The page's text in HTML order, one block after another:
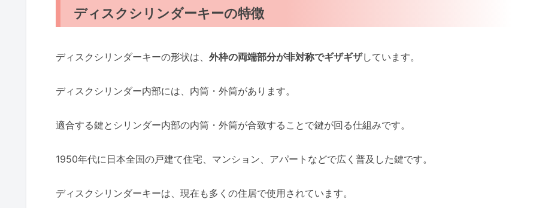
ディスクシリンダーキーの特徴
ディスクシリンダーキーの形状は、 外枠の両端部分が非対称でギザギザしています。
ディスクシリンダー内部には、内筒・外筒があります。
適合する鍵とシリンダー内部の内筒・外筒が合致することで鍵が回る仕組みです。
1950年代に日本全国の戸建て住宅、マンション、アパートなどで広く普及した鍵です。
ディスクシリンダーキーは、現在も多くの住居で使用されています。